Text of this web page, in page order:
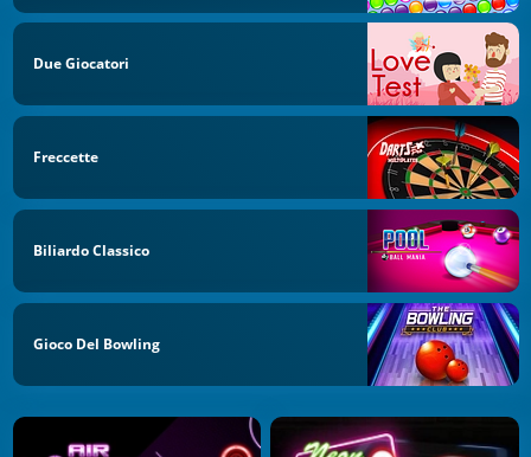
Due Giocatori
Freccette
Biliardo Classico
Gioco Del Bowling